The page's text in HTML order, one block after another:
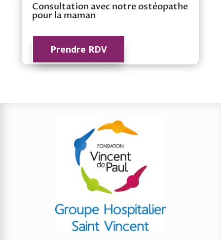
Consultation avec notre ostéopathe
pour la maman
Prendre RDV